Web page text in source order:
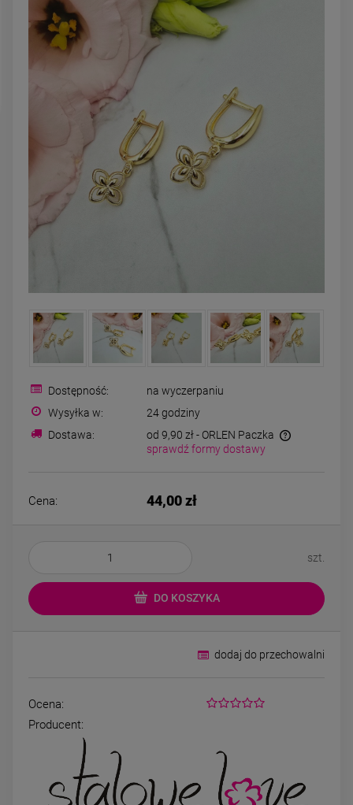
powiadom o
dostępności
Bransoletka srebrna STAL
modułowa ażurowa
cyrkonie
69,00 zł
Bransoletka
STAL CHIRURGICZNA
kryształki granatowe 0,6 cm
Kolczyki STAL
serce małe czarne 0,5 cm
Dostępność:
na wyczerpaniu
Wysyłka w:
24 godziny
Dostawa:
od 9,90 zł - ORLEN Paczka
sprawdź formy dostawy
Cena: 44,00 zł
szt.
DO KOSZYKA
dodaj do przechowalni
Ocena:
Producent: